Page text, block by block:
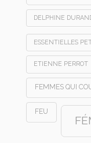
DELPHINE
ESSENTIELLES
ETIENNE PERROT
FEMMES QUI
FEU